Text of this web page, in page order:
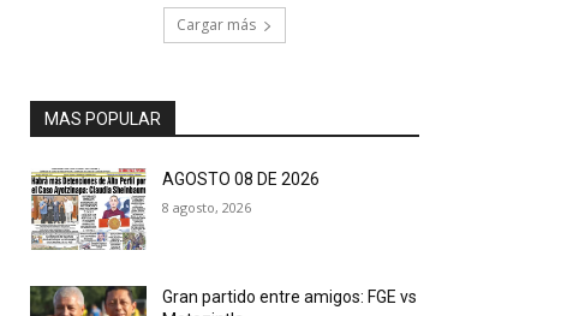
Cargar más
MAS POPULAR
AGOSTO 08 DE 2026
8 agosto, 2026
Gran partido entre amigos: FGE vs